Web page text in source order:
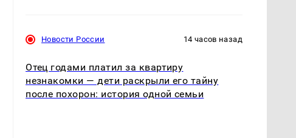
Новости России 14 часов назад
Отец годами платил за квартиру
незнакомки — дети раскрыли его тайну
после похорон: история одной семьи